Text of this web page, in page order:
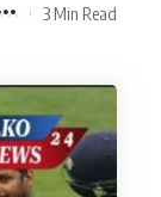
3 Min Read